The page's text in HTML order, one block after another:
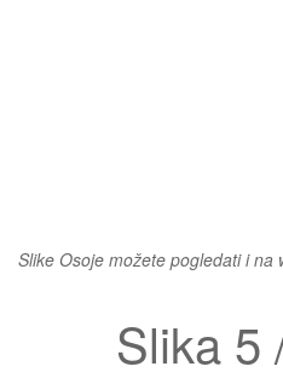
Slike Osoje možete pogledati i na
Slika 5